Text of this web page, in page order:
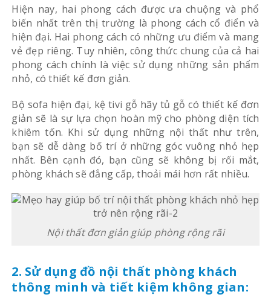
Hiện nay, hai phong cách được ưa chuộng và phổ
biến nhất trên thị trường là phong cách cổ điển và
hiện đại. Hai phong cách có những ưu điểm và mang
vẻ đẹp riêng. Tuy nhiên, công thức chung của cả hai
phong cách chính là việc sử dụng những sản phẩm
nhỏ, có thiết kế đơn giản.
Bộ sofa hiện đại, kệ tivi gỗ hãy tủ gỗ có thiết kế đơn
giản sẽ là sự lựa chọn hoàn mỹ cho phòng diện tích
khiêm tốn. Khi sử dụng những nội thất như trên,
bạn sẽ dễ dàng bố trí ở những góc vuông nhỏ hẹp
nhất. Bên cạnh đó, bạn cũng sẽ không bị rối mắt,
phòng khách sẽ đẳng cấp, thoải mái hơn rất nhiều.
Nội thất đơn giản giúp phòng rộng rãi
2. Sử dụng đồ nội thất phòng khách
thông minh và tiết kiệm không gian: